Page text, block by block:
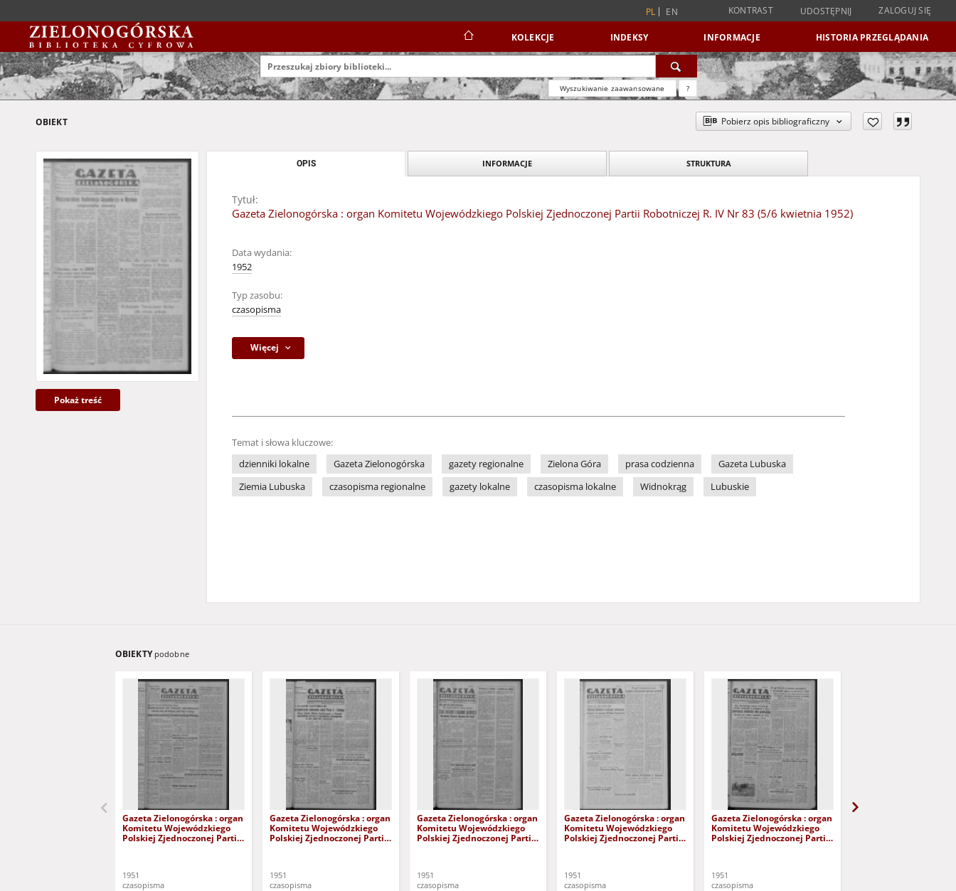
PL EN KONTRAST UDOSTĘPNIJ ZALOGUJ SIĘ
KOLEKCJE INDEKSY INFORMACJE HISTORIA PRZEGLĄDANIA
Wyszukiwanie zaawansowane ?
OBIEKT Pobierz opis bibliograficzny
Pokaż treść
OPIS INFORMACJE STRUKTURA
Tytuł:
Gazeta Zielonogórska : organ Komitetu Wojewódzkiego Polskiej Zjednoczonej Partii Robotniczej R. IV Nr 83 (5/6 kwietnia 1952)
Data wydania:
1952
Typ zasobu:
czasopisma
Więcej
Temat i słowa kluczowe:
dzienniki lokalne
Gazeta Zielonogórska gazety regionalne Zielona Góra prasa codzienna
Gazeta Lubuska
Ziemia Lubuska
czasopisma regionalne gazety lokalne czasopisma lokalne Widnokrąg Lubuskie
OBIEKTY podobne
Gazeta Zielonogórska : organ
Komitetu Wojewódzkiego
Polskiej Zjednoczonej Partii
1951
czasopisma
Gazeta Zielonogórska : organ
Komitetu Wojewódzkiego
Polskiej Zjednoczonej Partii
1951
czasopisma
Gazeta Zielonogórska : organ
Komitetu Wojewódzkiego
Polskiej Zjednoczonej Partii
1951
czasopisma
Gazeta Zielonogórska : organ
Komitetu Wojewódzkiego
Polskiej Zjednoczonej Partii
1951
czasopisma
Gazeta Zielonogórska : organ
Komitetu Wojewódzkiego
Polskiej Zjednoczonej Partii
1951
czasopisma